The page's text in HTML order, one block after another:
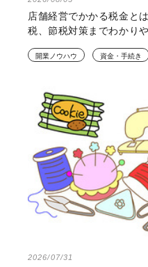
店舗経営でかかる税金と
税、節税対策までわかり
開業ノウハウ 資金・手続き
2026/07/31